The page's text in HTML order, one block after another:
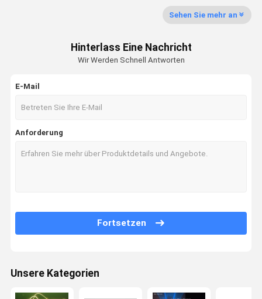
Referenzen
Laser-Showsystem
Club-Laserlicht
Sehen Sie mehr an
Hinterlass Eine Nachricht
Wir Werden Schnell Antworten
E-Mail
Anforderung
Fortsetzen
Unsere Kategorien